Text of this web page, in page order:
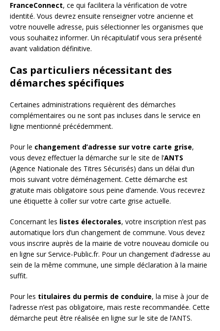
FranceConnect, ce qui facilitera la vérification de votre
identité. Vous devrez ensuite renseigner votre ancienne et
votre nouvelle adresse, puis sélectionner les organismes que
vous souhaitez informer. Un récapitulatif vous sera présenté
avant validation définitive.
Cas particuliers nécessitant des
démarches spécifiques
Certaines administrations requièrent des démarches
complémentaires ou ne sont pas incluses dans le service en
ligne mentionné précédemment.
Pour le changement d’adresse sur votre carte grise,
vous devez effectuer la démarche sur le site de l’ANTS
(Agence Nationale des Titres Sécurisés) dans un délai d’un
mois suivant votre déménagement. Cette démarche est
gratuite mais obligatoire sous peine d’amende. Vous recevrez
une étiquette à coller sur votre carte grise actuelle.
Concernant les listes électorales, votre inscription n’est pas
automatique lors d’un changement de commune. Vous devez
vous inscrire auprès de la mairie de votre nouveau domicile ou
en ligne sur Service-Public.fr. Pour un changement d’adresse au
sein de la même commune, une simple déclaration à la mairie
suffit.
Pour les titulaires du permis de conduire, la mise à jour de
l’adresse n’est pas obligatoire, mais reste recommandée. Cette
démarche peut être réalisée en ligne sur le site de l’ANTS.